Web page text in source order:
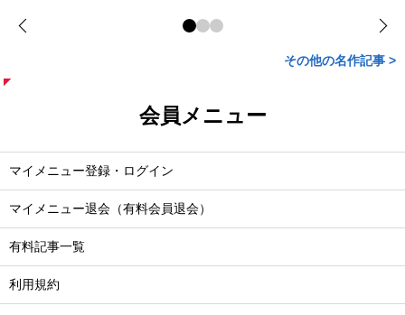
その他の名作記事 >
会員メニュー
マイメニュー登録・ログイン
マイメニュー退会（有料会員退会）
有料記事一覧
利用規約